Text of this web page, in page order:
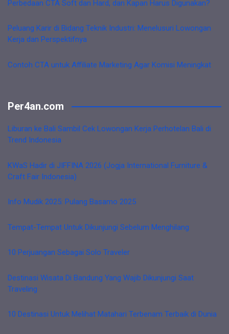
Perbedaan CTA Soft dan Hard, dan Kapan Harus Digunakan?
Peluang Karir di Bidang Teknik Industri: Menelusuri Lowongan
Kerja dan Perspektifnya
Contoh CTA untuk Affiliate Marketing Agar Komisi Meningkat
Per4an.com
Liburan ke Bali Sambil Cek Lowongan Kerja Perhotelan Bali di
Trend Indonesia
KWaS Hadir di JIFFINA 2026 (Jogja International Furniture &
Craft Fair Indonesia)
Info Mudik 2025: Pulang Basamo 2025
Tempat-Tempat Untuk Dikunjungi Sebelum Menghilang
10 Perjuangan Sebagai Solo Traveler
Destinasi Wisata Di Bandung Yang Wajib Dikunjungi Saat
Traveling
10 Destinasi Untuk Melihat Matahari Terbenam Terbaik di Dunia